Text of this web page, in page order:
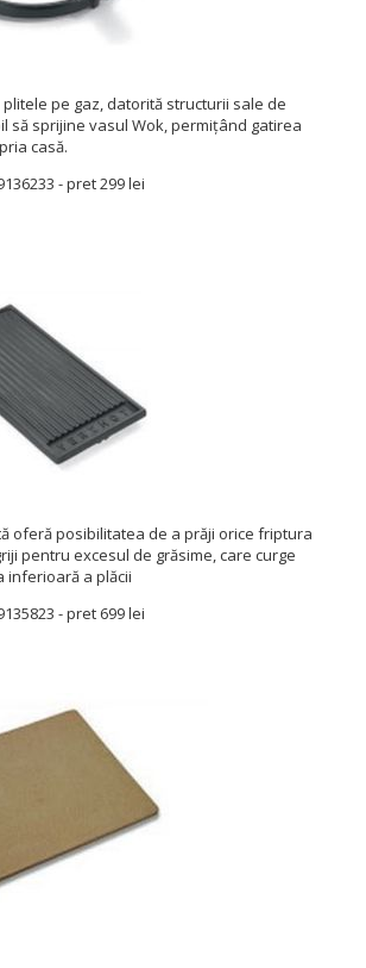
pe gaz, datorită structurii sale de
să sprijine vasul Wok, permițând gatirea
casă.
- pret 299 lei
oferă posibilitatea de a prăji orice friptura
pentru excesul de grăsime, care curge
inferioară a plăcii
- pret 699 lei